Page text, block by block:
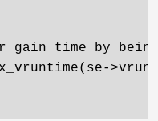
gain time by